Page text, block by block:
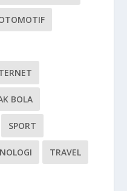
BOLA
SPORT
TRAVEL